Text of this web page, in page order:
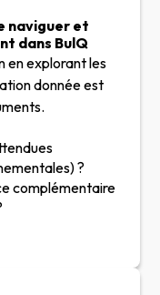
naviguer et
dans BulQ
en explorant les
donnée est
?
complémentaire